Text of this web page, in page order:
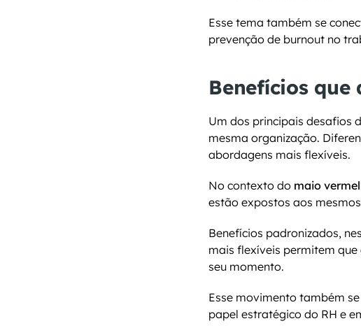
Esse tema também se
prevenção de burnout no
Benefícios que
Um dos principais desafios
mesma organização.
abordagens mais flexíveis.
No contexto do maio
estão expostos aos
Benefícios padronizados,
mais flexíveis permitem
seu momento.
Esse movimento também
papel estratégico do RH e